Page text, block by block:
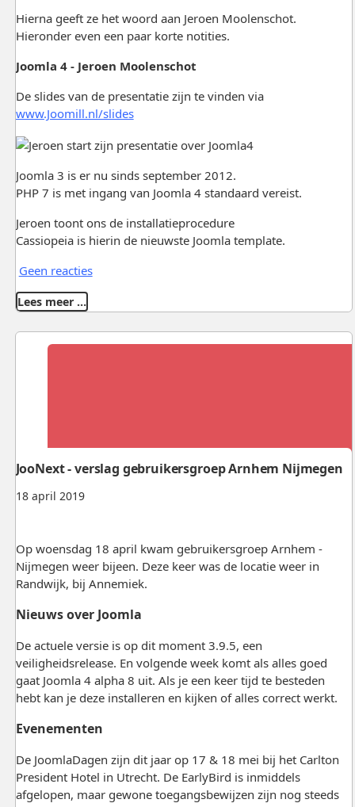
Hierna geeft ze het woord aan Jeroen Moolenschot.
Hieronder even een paar korte notities.
Joomla 4 - Jeroen Moolenschot
De slides van de presentatie zijn te vinden via
www.Joomill.nl/slides
Joomla 3 is er nu sinds september 2012.
PHP 7 is met ingang van Joomla 4 standaard vereist.
Jeroen toont ons de installatieprocedure
Cassiopeia is hierin de nieuwste Joomla template.
Geen reacties
Lees meer …
18 april 2019
JooNext - verslag gebruikersgroep Arnhem Nijmegen
Op woensdag 18 april kwam gebruikersgroep Arnhem -
Nijmegen weer bijeen. Deze keer was de locatie weer in
Randwijk, bij Annemiek.
Nieuws over Joomla
De actuele versie is op dit moment 3.9.5, een
veiligheidsrelease. En volgende week komt als alles goed
gaat Joomla 4 alpha 8 uit. Als je een keer tijd te besteden
hebt kan je deze installeren en kijken of alles correct werkt.
Evenementen
De JoomlaDagen zijn dit jaar op 17 & 18 mei bij het Carlton
President Hotel in Utrecht. De EarlyBird is inmiddels
afgelopen, maar gewone toegangsbewijzen zijn nog steeds